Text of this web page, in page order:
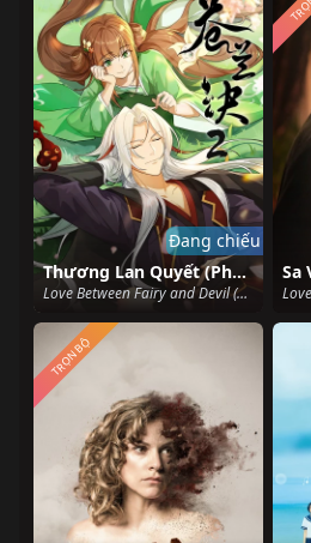
Thương Lan Quyết (Phần 2)
Love Between Fairy and Devil (Season 2) (2025)
Đang chiếu
Sa
TRỌN BỘ